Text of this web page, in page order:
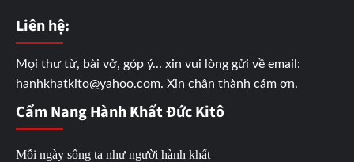
Liên hệ:
Mọi thư từ, bài vở, góp ý... xin vui lòng gửi về email:
hanhkhatkito@yahoo.com. Xin chân thành cám ơn.
Cẩm Nang Hành Khất Đức Kitô
Mỗi ngày sống ta như người hành khất